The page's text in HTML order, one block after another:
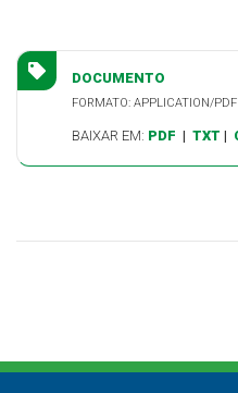
DOCUMENTO
FORMATO: APPLICATION/PDF
BAIXAR EM: PDF | TXT |